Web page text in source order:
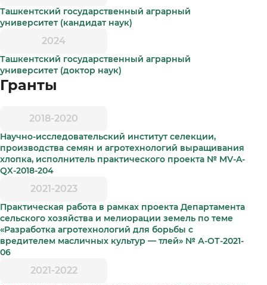
Ташкентский государственный аграрный
университет (кандидат наук)
2024
Ташкентский государственный аграрный
университет (доктор наук)
Гранты
2018-2020
Научно-исследовательский институт селекции,
производства семян и агротехнологий выращивания
хлопка, исполнитель практического проекта № MV-A-
QX-2018-204
2021-2023
Практическая работа в рамках проекта Департамента
сельского хозяйства и мелиорации земель по теме
«Разработка агротехнологий для борьбы с
вредителем масличных культур — тлей» № А-ОТ-2021-
06
2021-2022